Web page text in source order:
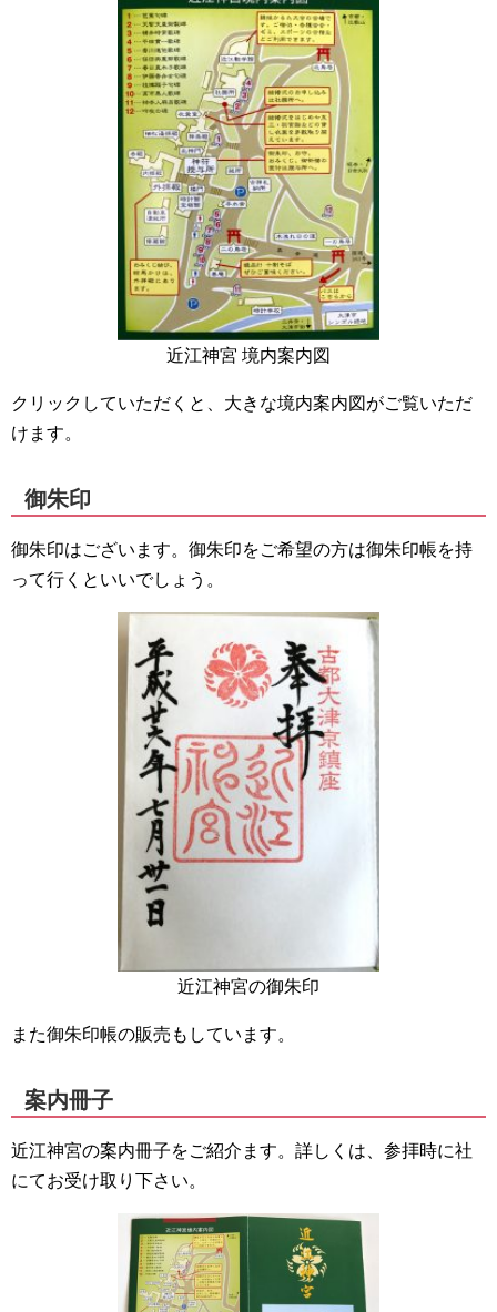
近江神宮 境内案内図
クリックしていただくと、大きな境内案内図がご覧いただ
けます。
御朱印
御朱印はございます。御朱印をご希望の方は御朱印帳を持
って行くといいでしょう。
近江神宮の御朱印
また御朱印帳の販売もしています。
案内冊子
近江神宮の案内冊子をご紹介ます。詳しくは、参拝時に社
にてお受け取り下さい。